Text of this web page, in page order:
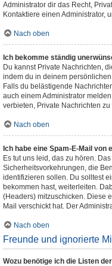
Administrator dir das Recht,
Kontaktiere einen Administrator,
Nach oben
Ich bekomme ständig
Du kannst Private Nachrichten,
indem du in deinem
Falls du belästigende
auch einem Administrator
verbieten, Private Nachrichten
Nach oben
Ich habe eine Spam-E-Mail
Es tut uns leid, das zu hören.
Sicherheitsvorkehrungen, die
identifizieren sollen. Du solltest
bekommen hast, weiterleiten.
(Headers) mitzuschicken. Diese
Mail verschickt hat. Der
Nach oben
Freunde und ignorierte
Wozu benötige ich die Listen